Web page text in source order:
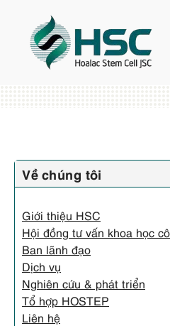
Về chúng tôi
Giới thiệu HSC
Hội đồng tư vấn khoa học
Ban lãnh đạo
Dịch vụ
Nghiên cứu & phát triển
Tổ hợp HOSTEP
Liên hệ